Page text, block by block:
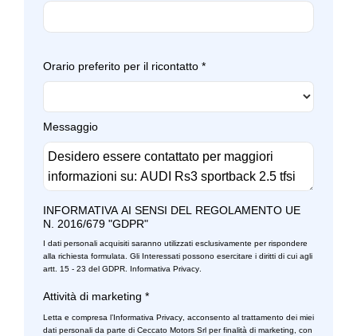
Servosterzo
Sicurezza
Sistema di chiamata d'emergenza
Sistema di frenata anti collisione
Sospensioni sportive
Specchietti retrovisori colorati
Specchietti retrovisori elettrici - riscaldabili
Specchietto interno schermabile automaticamente, senza
Spoiler posteriore
Orario preferito per il ricontatto *
Messaggio
INFORMATIVA AI SENSI DEL REGOLAMENTO UE
N. 2016/679 "GDPR"
I dati personali acquisiti saranno utilizzati esclusivamente per rispondere
alla richiesta formulata. Gli Interessati possono esercitare i diritti di cui agli
artt. 15 - 23 del GDPR.
Informativa Privacy.
Attività di marketing *
Letta e compresa l’ Informativa Privacy, acconsento al trattamento dei miei
dati personali da parte di Ceccato Motors Srl per finalità di marketing, con